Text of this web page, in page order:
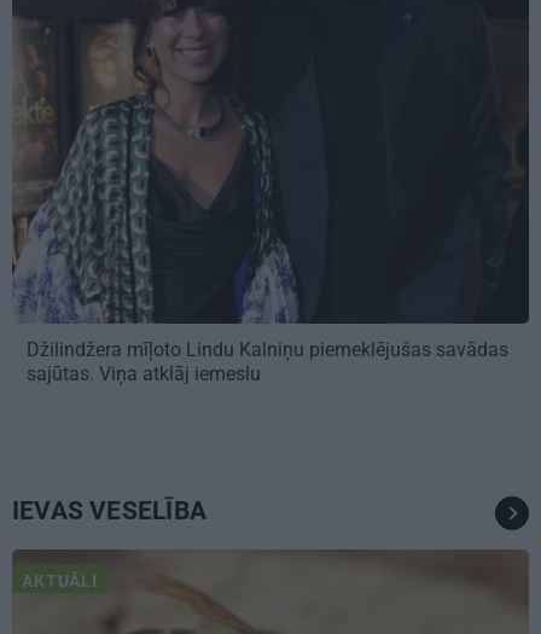
Džilindžera mīļoto Lindu Kalniņu piemeklējušas savādas
sajūtas. Viņa atklāj iemeslu
IEVAS VESELĪBA
AKTUĀLI